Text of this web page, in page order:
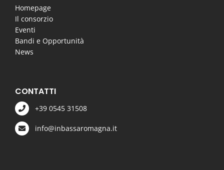
Homepage
Il consorzio
Eventi
Bandi e Opportunità
News
CONTATTI
+39 0545 31508
info@inbassaromagna.it